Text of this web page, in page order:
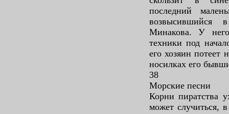
последний
возвысившийся
Минакова. У
техники под
его хозяин потеет
носилках его
38
Морские песни
Корни пиратства
может случиться,